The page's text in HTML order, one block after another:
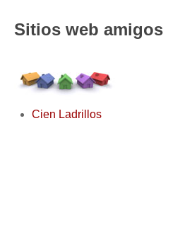
Sitios web amigos
Cien Ladrillos